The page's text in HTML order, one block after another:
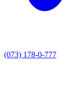
(073) 178-0-777